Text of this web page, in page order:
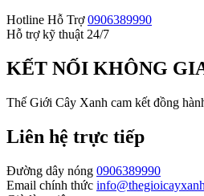
Hotline Hỗ Trợ 0906389990
Hỗ trợ kỹ thuật 24/7
KẾT NỐI KHÔNG
Thế Giới Cây Xanh cam kết đồng
Liên hệ trực tiếp
Đường dây nóng 0906389990
Email chính thức